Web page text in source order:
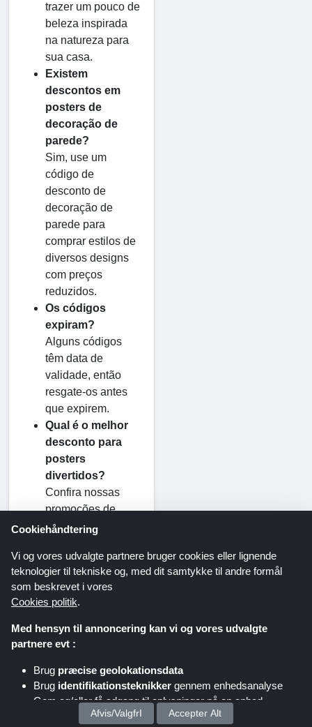
trazer um pouco de
beleza inspirada
na natureza para
sua casa.
Existem
descontos em
posters de
decoração de
parede?
Sim, use um
código de
desconto de
decoração de
parede para
comprar estilos de
diversos designs
com preços
reduzidos.
Os códigos
expiram?
Alguns códigos
têm data de
validade, então
resgate-os antes
que expirem.
Qual é o melhor
desconto para
posters
divertidos?
Confira nossas
promoções de
posters divertidos
de diversão e
personalidade ao
seu espaço por um
ótimo preço.
um dia nos posters da
Det Bedste Hjem hoje.
Desde decoração
elegante para sua sala
Cookiehåndtering
Vi og vores udvalgte partnere bruger cookies eller lignende
teknologier til tekniske og, med dit samtykke til andre formål
som beskrevet i vores
Cookies politik.
Med hensyn til annoncering kan vi og vores udvalgte
partnere evt :
Brug præcise geolokationsdata
Brug identifikationsteknikker gennem enhedsanalyse
Gem og/eller få adgang til oplysninger på en enhed
Afvis/ValgfrI Accepter Alt